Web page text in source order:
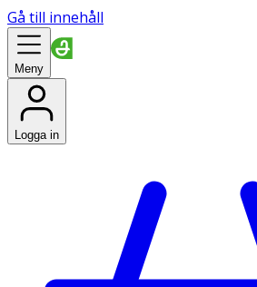
Gå till innehåll
Meny
Logga in